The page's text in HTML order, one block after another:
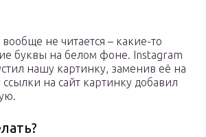
не читается – какие-то
буквы на белом фоне. Instagram
нашу картинку, заменив её на
ссылки на сайт картинку добавил